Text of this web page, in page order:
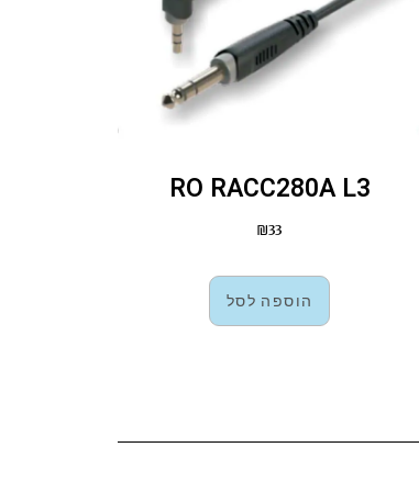
RO RACC280A L3
₪33
הוספה לסל